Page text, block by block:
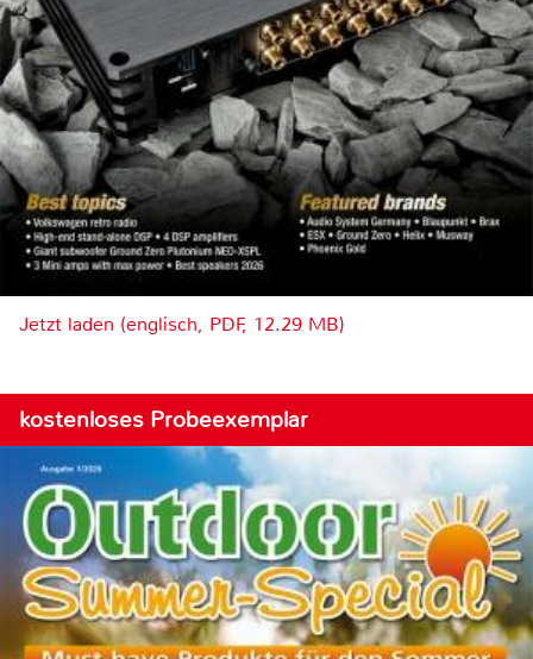
Jetzt laden (englisch, PDF, 12.29 MB)
kostenloses Probeexemplar